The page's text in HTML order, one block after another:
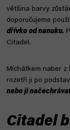
většina barvy
doporučujeme
dřívko od nanuku.
Citadel.
Míchátkem naber
rozetři ji po
nebo ji
Citadel